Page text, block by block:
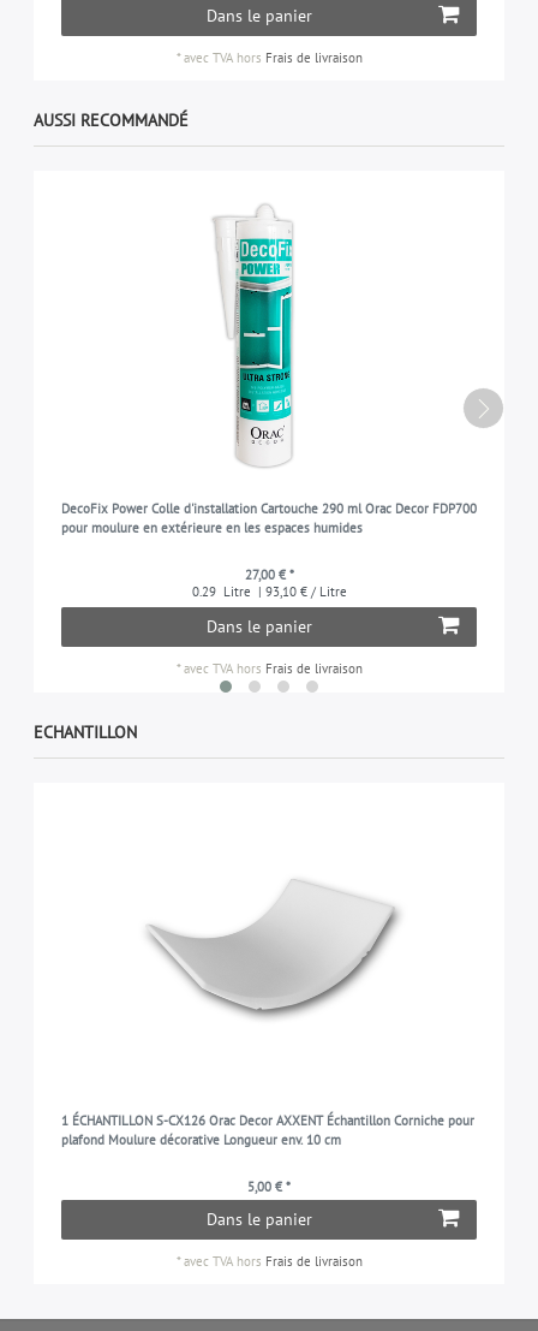
Dans le panier
*avec TVAhors Frais de livraison
AUSSI RECOMMANDÉ
DecoFix Power Colle d'installation Cartouche 290 ml Orac Decor FDP700
pour moulure en extérieure en les espaces humides
27,00 € *
0.29 Litre | 93,10 € / Litre
Dans le panier
*avec TVAhors Frais de livraison
ECHANTILLON
1 ÉCHANTILLON S-CX126 Orac Decor AXXENT Échantillon Corniche pour
plafond Moulure décorative Longueur env. 10 cm
5,00 € *
Dans le panier
*avec TVAhors Frais de livraison